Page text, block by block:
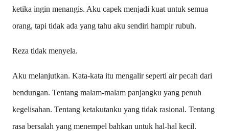
ketika ingin menangis. Aku capek menjadi kuat untuk semua
orang, tapi tidak ada yang tahu aku sendiri hampir rubuh.
Reza tidak menyela.
Aku melanjutkan. Kata-kata itu mengalir seperti air pecah dari
bendungan. Tentang malam-malam panjangku yang penuh
kegelisahan. Tentang ketakutanku yang tidak rasional. Tentang
rasa bersalah yang menempel bahkan untuk hal-hal kecil.